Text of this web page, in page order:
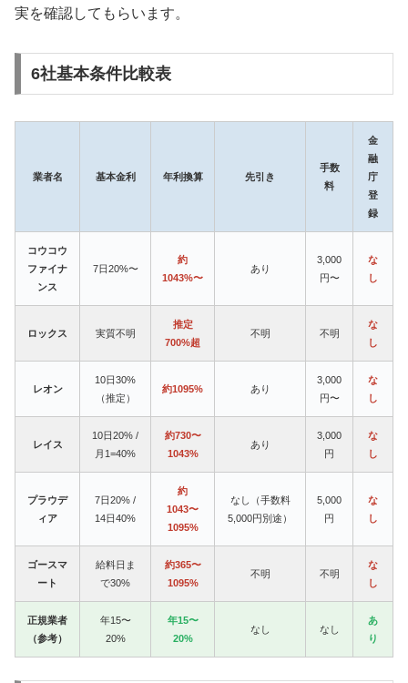
実を確認してもらいます。
6社基本条件比較表
業者名 基本金利 年利換算 先引き
手数
料
金
融
庁
登
録
コウコウ
ファイナ
ンス
7日20%〜
約
1043%〜
あり
3,000
円〜
な
し
ロックス 実質不明
推定
700%超
不明 不明
な
し
レオン
10日30%
（推定）
約1095% あり
3,000
円〜
な
し
レイス
10日20% /
月1=40%
約730〜
1043%
あり
3,000
円
な
し
プラウデ
ィア
7日20% /
14日40%
約
1043〜
1095%
なし（手数料
5,000円別途）
5,000
円
な
し
ゴースマ
ート
給料日ま
で30%
約365〜
1095%
不明 不明
な
し
正規業者
（参考）
年15〜
20%
年15〜
20%
なし なし
あ
り